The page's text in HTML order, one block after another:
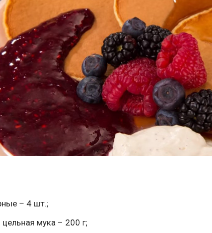
– 4 шт.;
мука – 200 г;